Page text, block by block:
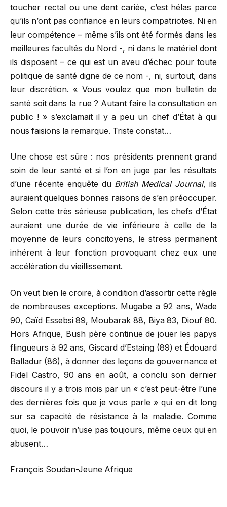
toucher rectal ou une dent cariée, c’est hélas parce
qu’ils n’ont pas confiance en leurs compatriotes. Ni en
leur compétence – même s’ils ont été formés dans les
meilleures facultés du Nord -, ni dans le matériel dont
ils disposent – ce qui est un aveu d’échec pour toute
politique de santé digne de ce nom -, ni, surtout, dans
leur discrétion. « Vous voulez que mon bulletin de
santé soit dans la rue ? Autant faire la consultation en
public ! » s’exclamait il y a peu un chef d’État à qui
nous faisions la remarque. Triste constat…
Une chose est sûre : nos présidents prennent grand
soin de leur santé et si l’on en juge par les résultats
d’une récente enquête du British Medical Journal, ils
auraient quelques bonnes raisons de s’en préoccuper.
Selon cette très sérieuse publication, les chefs d’État
auraient une durée de vie inférieure à celle de la
moyenne de leurs concitoyens, le stress permanent
inhérent à leur fonction provoquant chez eux une
accélération du vieillissement.
On veut bien le croire, à condition d’assortir cette règle
de nombreuses exceptions. Mugabe a 92 ans, Wade
90, Caïd Essebsi 89, Moubarak 88, Biya 83, Diouf 80.
Hors Afrique, Bush père continue de jouer les papys
flingueurs à 92 ans, Giscard d’Estaing (89) et Édouard
Balladur (86), à donner des leçons de gouvernance et
Fidel Castro, 90 ans en août, a conclu son dernier
discours il y a trois mois par un « c’est peut-être l’une
des dernières fois que je vous parle » qui en dit long
sur sa capacité de résistance à la maladie. Comme
quoi, le pouvoir n’use pas toujours, même ceux qui en
abusent…
François Soudan-Jeune Afrique